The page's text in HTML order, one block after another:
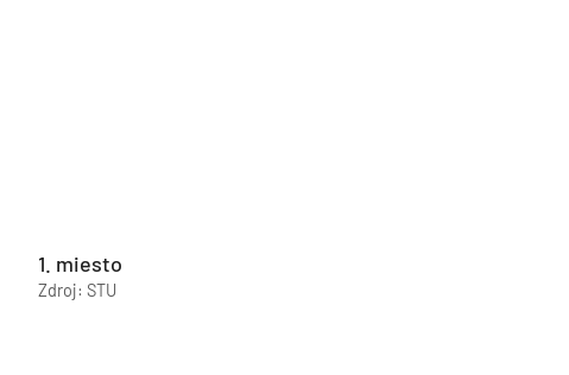
1. miesto
Zdroj: STU